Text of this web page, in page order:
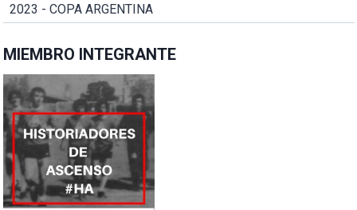
2023 - COPA ARGENTINA
MIEMBRO INTEGRANTE